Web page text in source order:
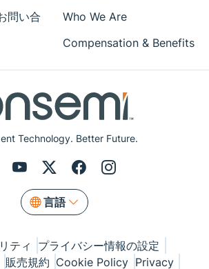
Technology. Better Future.
言語
問い合
Who We Are
Compensation & Benefits
ティ
プライバシー情報の設定
販売規約 Cookie Policy Privacy